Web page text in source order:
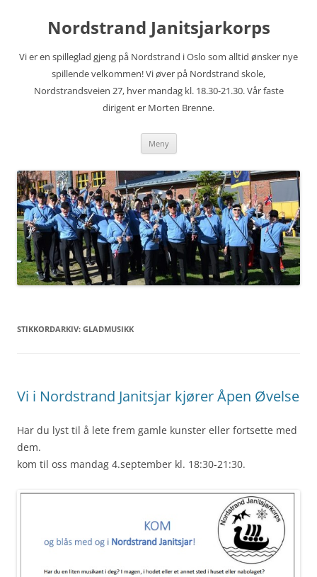
innholdNordstrand Janitsjarkorps
Vi er en spilleglad gjeng på Nordstrand i Oslo som alltid ønsker nye
spillende velkommen! Vi øver på Nordstrand skole,
Nordstrandsveien 27, hver mandag kl. 18.30-21.30. Vår faste
dirigent er Morten Brenne.
Meny
STIKKORDARKIV: GLADMUSIKK
Vi i Nordstrand Janitsjar kjører Åpen Øvelse
Har du lyst til å lete frem gamle kunster eller fortsette med
dem.
kom til oss mandag 4.september kl. 18:30-21:30.